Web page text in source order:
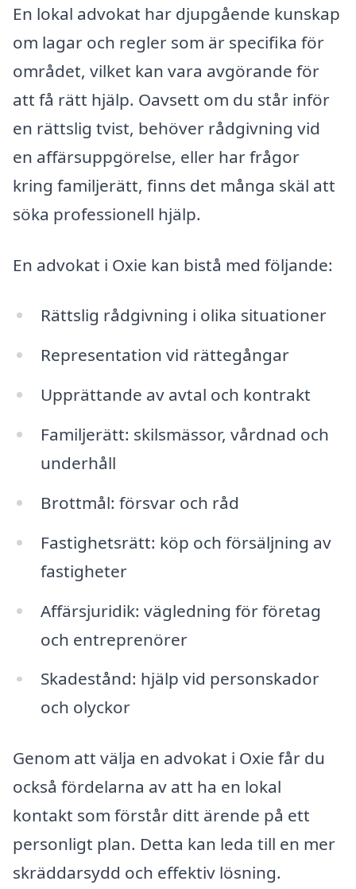
En lokal advokat har djupgående kunskap
om lagar och regler som är specifika för
området, vilket kan vara avgörande för
att få rätt hjälp. Oavsett om du står inför
en rättslig tvist, behöver rådgivning vid
en affärsuppgörelse, eller har frågor
kring familjerätt, finns det många skäl att
söka professionell hjälp.
En advokat i Oxie kan bistå med följande:
Rättslig rådgivning i olika situationer
Representation vid rättegångar
Upprättande av avtal och kontrakt
Familjerätt: skilsmässor, vårdnad och
underhåll
Brottmål: försvar och råd
Fastighetsrätt: köp och försäljning av
fastigheter
Affärsjuridik: vägledning för företag
och entreprenörer
Skadestånd: hjälp vid personskador
och olyckor
Genom att välja en advokat i Oxie får du
också fördelarna av att ha en lokal
kontakt som förstår ditt ärende på ett
personligt plan. Detta kan leda till en mer
skräddarsydd och effektiv lösning.